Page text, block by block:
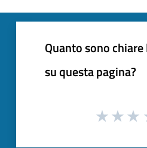
Quanto sono
su questa pagina?